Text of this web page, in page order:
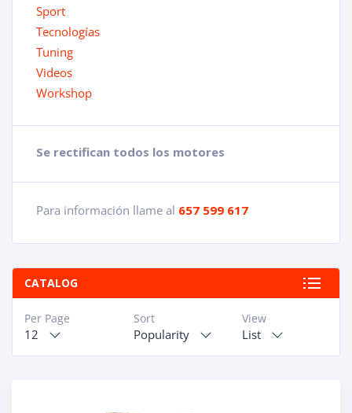
Sport
Tecnologías
Tuning
Videos
Workshop
Se rectifican todos los motores
Para información llame al 657 599 617
CATALOG
View
List
Sort
Popularity
Per Page
12